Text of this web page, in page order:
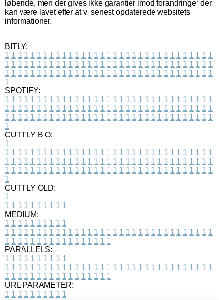
løbende, men der gives ikke garantier imod forandringer der
kan være lavet efter at vi senest opdaterede websitets
informationer.
BITLY:
1 1 1 1 1 1 1 1 1 1 1 1 1 1 1 1 1 1 1 1 1 1 1 1 1 1 1 1 1 1 1 1 1
1 1 1 1 1 1 1 1 1 1 1 1 1 1 1 1 1 1 1 1 1 1 1 1 1 1 1 1 1 1 1 1 1
1 1 1 1 1 1 1 1 1 1 1 1 1 1 1 1 1 1 1 1 1 1 1 1 1 1 1 1 1 1 1 1 1
1
SPOTIFY:
1 1 1 1 1 1 1 1 1 1 1 1 1 1 1 1 1 1 1 1 1 1 1 1 1 1 1 1 1 1 1 1 1
1 1 1 1 1 1 1 1 1 1 1 1 1 1 1 1 1 1 1 1 1 1 1 1 1 1 1 1 1 1 1 1 1
1 1 1 1 1 1 1 1 1 1 1 1 1 1 1 1 1 1 1 1 1 1 1 1 1 1 1 1 1 1 1 1 1
1
CUTTLY BIO:
1
1 1 1 1 1 1 1 1 1 1 1 1 1 1 1 1 1 1 1 1 1 1 1 1 1 1 1 1 1 1 1 1 1
1 1 1 1 1 1 1 1 1 1 1 1 1 1 1 1 1 1 1 1 1 1 1 1 1 1 1 1 1 1 1 1 1
1 1 1 1 1 1 1 1 1 1 1 1 1 1 1 1 1 1 1 1 1 1 1 1 1 1 1 1 1 1 1 1 1
1
CUTTLY OLD:
1
1 1 1 1 1 1 1 1 1 1
MEDIUM:
1 1 1 1 1 1 1 1 1 1
1 1 1 1 1 1 1 1 1 1 1 1 1 1 1 1 1 1 1 1 1 1 1 1 1 1 1 1 1 1 1 1 1
1 1 1 1 1 1 1 1 1 1 1 1 1 1 1 1 1
PARALLELS:
1 1 1 1 1 1 1 1 1 1
1 1 1 1 1 1 1 1 1 1 1 1 1 1 1 1 1 1 1 1 1 1 1 1 1 1 1 1 1 1 1 1 1
1 1 1 1 1 1 1 1 1 1 1 1 1 1 1 1 1
URL PARAMETER:
1 1 1 1 1 1 1 1 1 1